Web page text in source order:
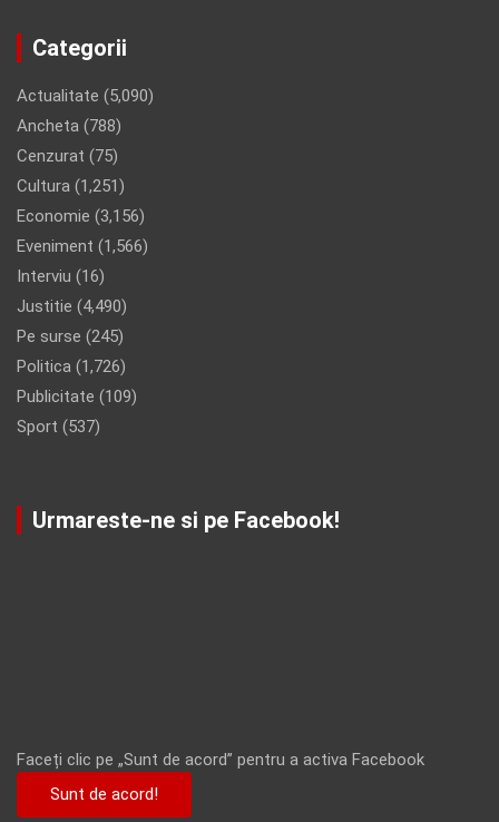
Categorii
Actualitate (5,090)
Ancheta (788)
Cenzurat (75)
Cultura (1,251)
Economie (3,156)
Eveniment (1,566)
Interviu (16)
Justitie (4,490)
Pe surse (245)
Politica (1,726)
Publicitate (109)
Sport (537)
Urmareste-ne si pe Facebook!
Faceți clic pe „Sunt de acord” pentru a activa Facebook
Sunt de acord!